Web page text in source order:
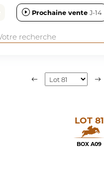
Prochaine vente J-14
LOT 81
BOX A09